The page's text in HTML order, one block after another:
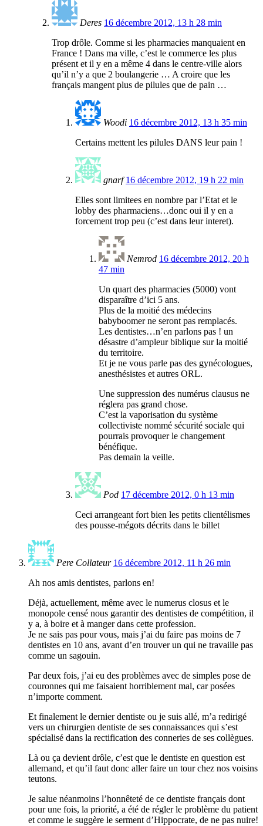
Deres 16 décembre 2012, 13 h 28 min
Trop drôle. Comme si les pharmacies manquaient en
France ! Dans ma ville, c’est le commerce les plus
présent et il y en a même 4 dans le centre-ville alors
qu’il n’y a que 2 boulangerie … A croire que les
français mangent plus de pilules que de pain …
Woodi 16 décembre 2012, 13 h 35 min
Certains mettent les pilules DANS leur pain !
gnarf 16 décembre 2012, 19 h 22 min
Elles sont limitees en nombre par l’Etat et le
lobby des pharmaciens…donc oui il y en a
forcement trop peu (c’est dans leur interet).
Nemrod 16 décembre 2012, 20 h
47 min
Un quart des pharmacies (5000) vont
disparaître d’ici 5 ans.
Plus de la moitié des médecins
babyboomer ne seront pas remplacés.
Les dentistes…n’en parlons pas ! un
désastre d’ampleur biblique sur la moitié
du territoire.
Et je ne vous parle pas des gynécologues,
anesthésistes et autres ORL.
Une suppression des numérus clausus ne
réglera pas grand chose.
C’est la vaporisation du système
collectiviste nommé sécurité sociale qui
pourrais provoquer le changement
bénéfique.
Pas demain la veille.
Pod 17 décembre 2012, 0 h 13 min
Ceci arrangeant fort bien les petits clientélismes
des pousse-mégots décrits dans le billet
Pere Collateur 16 décembre 2012, 11 h 26 min
Ah nos amis dentistes, parlons en!
Déjà, actuellement, même avec le numerus closus et le
monopole censé nous garantir des dentistes de compétition, il
y a, à boire et à manger dans cette profession.
Je ne sais pas pour vous, mais j’ai du faire pas moins de 7
dentistes en 10 ans, avant d’en trouver un qui ne travaille pas
comme un sagouin.
Par deux fois, j’ai eu des problèmes avec de simples pose de
couronnes qui me faisaient horriblement mal, car posées
n’importe comment.
Et finalement le dernier dentiste ou je suis allé, m’a redirigé
vers un chirurgien dentiste de ses connaissances qui s’est
spécialisé dans la rectification des conneries de ses collègues.
Là ou ça devient drôle, c’est que le dentiste en question est
allemand, et qu’il faut donc aller faire un tour chez nos voisins
teutons.
Je salue néanmoins l’honnêteté de ce dentiste français dont
pour une fois, la priorité, a été de régler le problème du patient
et comme le suggère le serment d’Hippocrate, de ne pas nuire!